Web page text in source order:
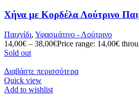
Χήνα με Κορδέλα Λούτρινο
Παιχνίδι, Υφασμάτινο - Λούτρινο
14,00€ – 38,00€Price range: 14,00€
Sold out
Διαβάστε περισσότερα
Quick view
Add to wishlist